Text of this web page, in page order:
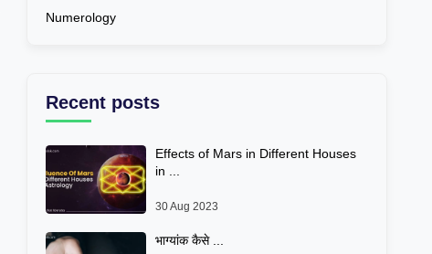
Numerology
Recent posts
Effects of Mars in Different Houses
in ...
30 Aug 2023
भाग्यांक कैसे ...